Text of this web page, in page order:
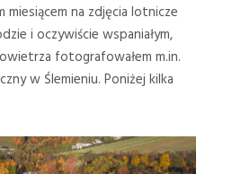
miesiącem na zdjęcia lotnicze
i oczywiście wspaniałym,
fotografowałem m.in.
w Ślemieniu. Poniżej kilka